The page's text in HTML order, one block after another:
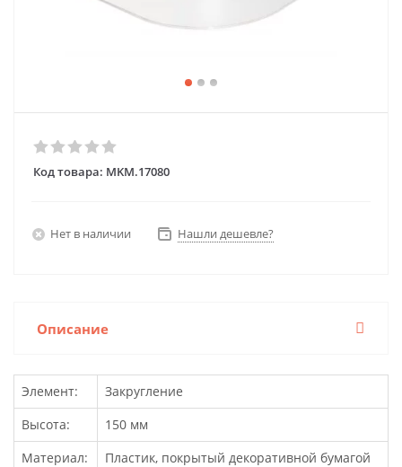
Код товара: MKM.17080
Нет в наличии Нашли дешевле?
Описание
Элемент:
Закругление
Высота:
150 мм
Материал:
Пластик, покрытый декоративной бумагой